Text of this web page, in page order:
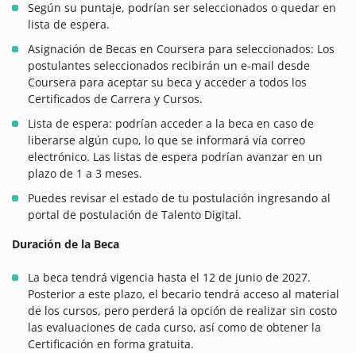
Según su puntaje, podrían ser seleccionados o quedar en
lista de espera.
Asignación de Becas en Coursera para seleccionados: Los
postulantes seleccionados recibirán un e-mail desde
Coursera para aceptar su beca y acceder a todos los
Certificados de Carrera y Cursos.
Lista de espera: podrían acceder a la beca en caso de
liberarse algún cupo, lo que se informará vía correo
electrónico. Las listas de espera podrían avanzar en un
plazo de 1 a 3 meses.
Puedes revisar el estado de tu postulación ingresando al
portal de postulación de Talento Digital.
Duración de la Beca
La beca tendrá vigencia hasta el 12 de junio de 2027.
Posterior a este plazo, el becario tendrá acceso al material
de los cursos, pero perderá la opción de realizar sin costo
las evaluaciones de cada curso, así como de obtener la
Certificación en forma gratuita.